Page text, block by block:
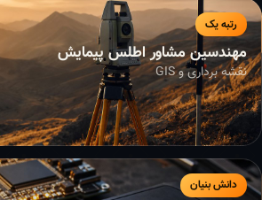
رتبه یک
مهندسین مشاور اطلس پیمایش
نقشه برداری و GIS
دانش بنیان